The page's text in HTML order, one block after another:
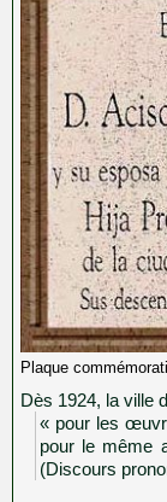
Plaque
Dès 1924, la ville
« pour les
pour le même
(Discours